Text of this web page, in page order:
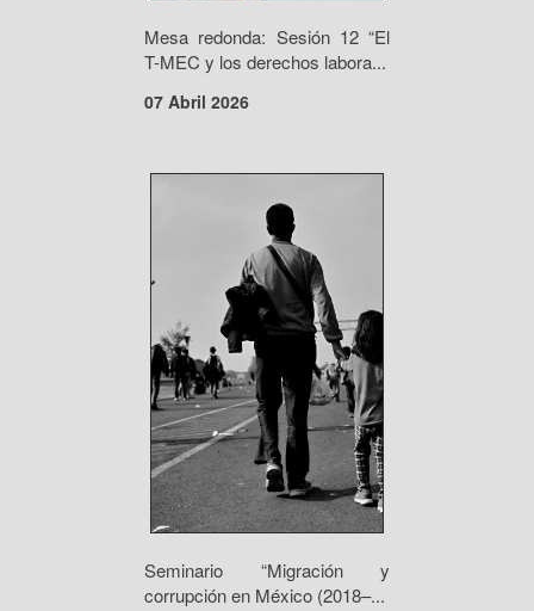
Mesa redonda: Sesión 12 “El
T-MEC y los derechos labora...
07 Abril 2026
Seminario “Migración y
corrupción en México (2018–...